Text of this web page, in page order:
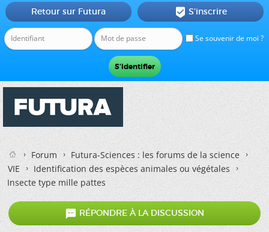
Se souvenir de moi ?
Retour sur Futura  S'inscrire
Forum
Futura-Sciences : les forums de la science
VIE
Identification des espèces animales ou végétales
Insecte type mille pattes
 RÉPONDRE À LA DISCUSSION